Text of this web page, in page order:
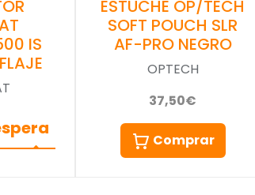
IS
ESTUCHE OP/TECH
SOFT POUCH SLR
AF-PRO NEGRO
OPTECH
37,50€
Comprar